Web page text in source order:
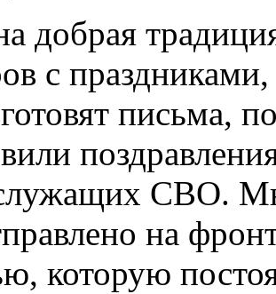
добрая
с
письма,
СВО.
на
которую